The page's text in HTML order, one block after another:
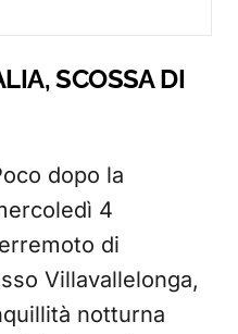
SCOSSA DI
dopo la
4
di
Villavallelonga,
notturna